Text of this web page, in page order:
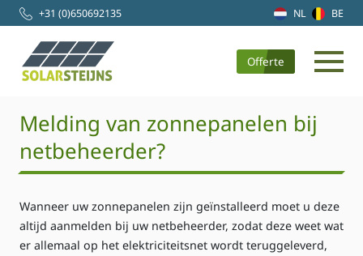
+31 (0)650692135 NL BE
Offerte
Melding van zonnepanelen bij
netbeheerder?
Wanneer uw zonnepanelen zijn geïnstalleerd moet u deze
altijd aanmelden bij uw netbeheerder, zodat deze weet wat
er allemaal op het elektriciteitsnet wordt teruggeleverd,